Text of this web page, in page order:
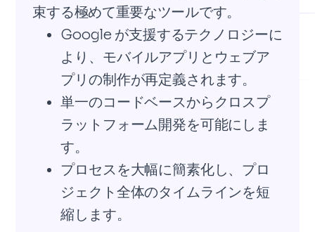
束する極めて重要なツールです。
Google が支援するテクノロジーに
より、モバイルアプリとウェブア
プリの制作が再定義されます。
単一のコードベースからクロスプ
ラットフォーム開発を可能にしま
す。
プロセスを大幅に簡素化し、プロ
ジェクト全体のタイムラインを短
縮します。